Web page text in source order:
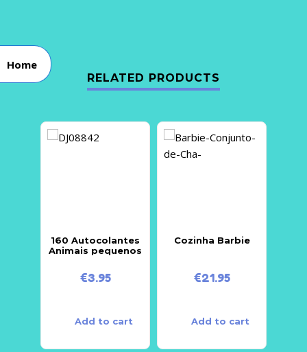
RELATED PRODUCTS
160 Autocolantes
Animais pequenos
€3.95
Add to cart
Cozinha Barbie
€21.95
Add to cart
Home